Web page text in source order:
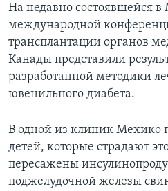
ДИСКУССИЯ VOA
ДЕТАЛИ
НЬЮ-ЙОРК NEW YORK
АМЕРИКА. БОЛЬШОЕ
АРТЕФАКТЫ
АМЕРИКАНСКИЕ ГОРОДКИ
ТЕСТЫ
ЗА СВОБОДУ ПРЕССЫ
УЧИМ АНГЛИЙСКИЙ
ВИДЕО
ПОДПИСКА НА НОВОСТИ
Learning English
СОЦИАЛЬНЫЕ СЕТИ
На недавно состоявшейся
международной
трансплантации органов
Канады представили
разработанной методики
ювенильного диабета.
В одной из клиник Мехико
детей, которые страдают
пересажены
поджелудочной железы